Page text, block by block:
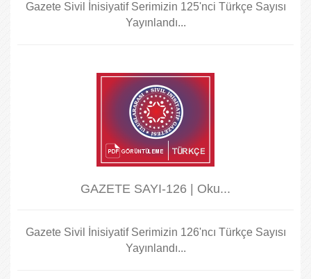
Gazete Sivil İnisiyatif Serimizin 125'nci Türkçe Sayısı
Yayınlandı...
GAZETE SAYI-126 | Oku...
Gazete Sivil İnisiyatif Serimizin 126'ncı Türkçe Sayısı
Yayınlandı...